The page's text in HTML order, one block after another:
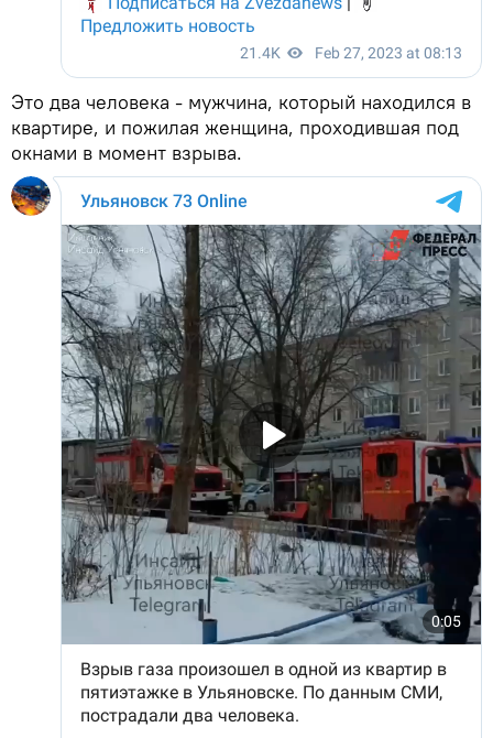
Это два человека - мужчина, который находился в
квартире, и пожилая женщина, проходившая под
окнами в момент взрыва.